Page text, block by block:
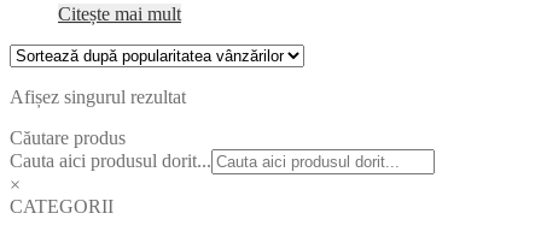
Citește mai mult
Afișez singurul rezultat
Căutare produs
Cauta aici produsul dorit...
×
CATEGORII